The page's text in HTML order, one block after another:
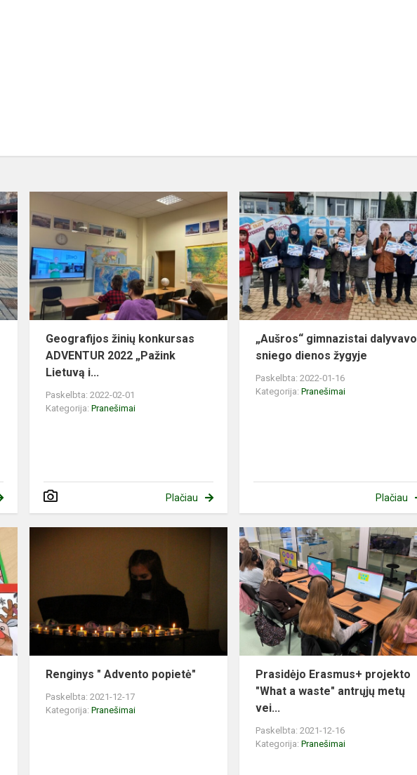
Geografijos žinių konkursas
ADVENTUR 2022 „Pažink
Lietuvą i...
Paskelbta: 2022-02-01
Kategorija:Pranešimai
Plačiau
„Aušros“ gimnazistai dalyvavo
sniego dienos žygyje
Paskelbta: 2022-01-16
Kategorija:Pranešimai
Plačiau
Renginys " Advento popietė"
Paskelbta: 2021-12-17
Kategorija:Pranešimai
Prasidėjo Erasmus+ projekto
"What a waste" antrųjų metų
vei...
Paskelbta: 2021-12-16
Kategorija:Pranešimai